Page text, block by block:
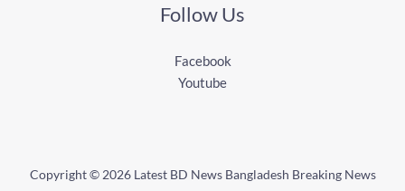
Follow Us
Facebook
Youtube
Copyright © 2026 Latest BD News Bangladesh Breaking News